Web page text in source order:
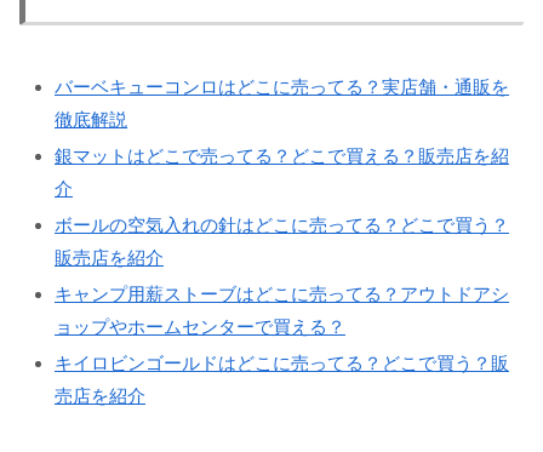
バーベキューコンロはどこに売ってる？実店舗・通販を
徹底解説
銀マットはどこで売ってる？どこで買える？販売店を紹
介
ボールの空気入れの針はどこに売ってる？どこで買う？
販売店を紹介
キャンプ用薪ストーブはどこに売ってる？アウトドアシ
ョップやホームセンターで買える？
キイロビンゴールドはどこに売ってる？どこで買う？販
売店を紹介